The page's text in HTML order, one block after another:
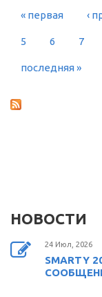
« первая ‹
5 6 7
последняя »
НОВОСТИ
24 Июл, 2026
SMARTY